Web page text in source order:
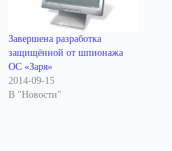
Завершена разработка
защищённой от шпионажа
ОС «Заря»
2014-09-15
В "Новости"